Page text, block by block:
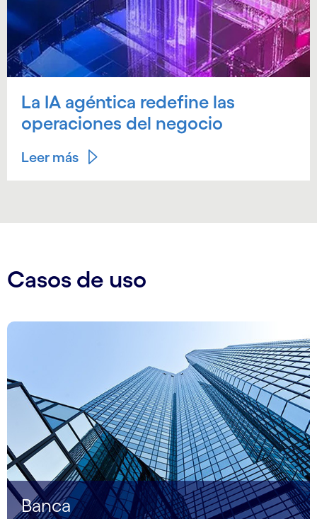
La IA agéntica redefine las
operaciones del negocio
Leer más
Casos de uso
Banca